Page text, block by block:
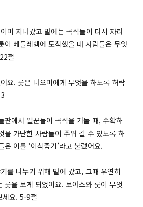
미 지나갔고 밭에는 곡식들이 다시 자라
이 베들레헴에 도착했을 때 사람들은 무엇
절
요. 룻은 나오미에게 무엇을 하도록 허락
판에서 일꾼들이 곡식을 거둘 때, 수확하
을 가난한 사람들이 주워 갈 수 있도록 하
이를 ‘이삭줍기’라고 불렀어요.
를 나누기 위해 밭에 갔고, 그때 우연히
룻을 보게 되었어요. 보아스와 룻이 무엇
세요. 5-9절